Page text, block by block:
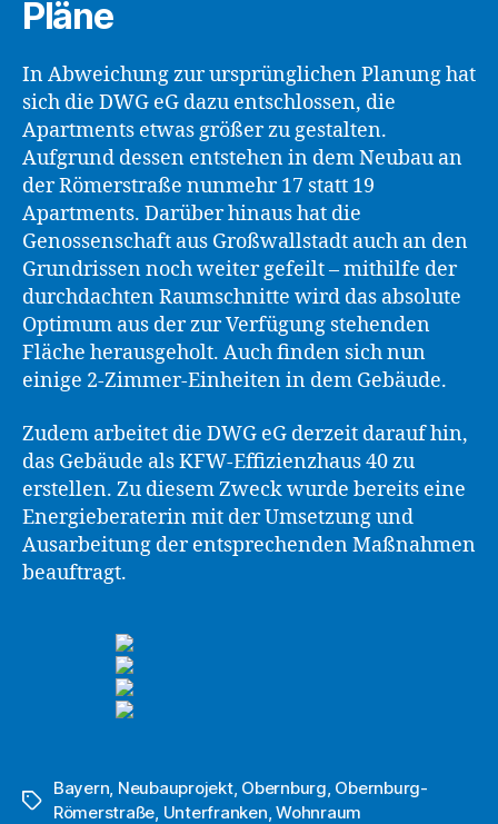
Pläne
In Abweichung zur ursprünglichen Planung hat
sich die DWG eG dazu entschlossen, die
Apartments etwas größer zu gestalten.
Aufgrund dessen entstehen in dem Neubau an
der Römerstraße nunmehr 17 statt 19
Apartments. Darüber hinaus hat die
Genossenschaft aus Großwallstadt auch an den
Grundrissen noch weiter gefeilt – mithilfe der
durchdachten Raumschnitte wird das absolute
Optimum aus der zur Verfügung stehenden
Fläche herausgeholt. Auch finden sich nun
einige 2-Zimmer-Einheiten in dem Gebäude.
Zudem arbeitet die DWG eG derzeit darauf hin,
das Gebäude als KFW-Effizienzhaus 40 zu
erstellen. Zu diesem Zweck wurde bereits eine
Energieberaterin mit der Umsetzung und
Ausarbeitung der entsprechenden Maßnahmen
beauftragt.
Schlagwörter
Bayern Neubauprojekt, Obernburg Obernburg-
Römerstraße Unterfranken ,Wohnraum